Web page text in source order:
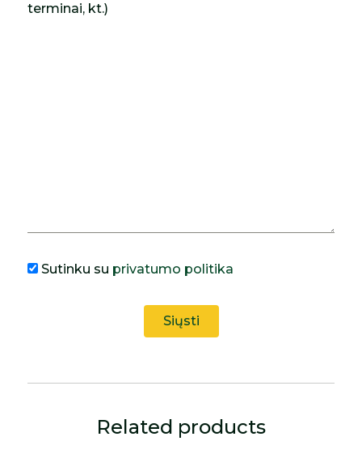
terminai, kt.)
Sutinku su privatumo politika
Related products